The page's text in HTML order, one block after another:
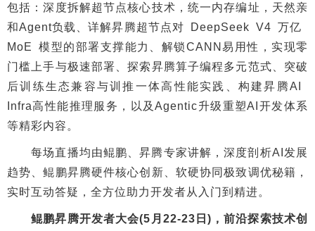
包括：深度拆解超节点核心技术，统一内存编址，天然亲
和Agent负载、详解昇腾超节点对 DeepSeek V4 万亿
MoE 模型的部署支撑能力、解锁CANN易用性，实现零
门槛上手与极速部署、探索昇腾算子编程多元范式、突破
后训练生态兼容与训推一体高性能实践、构建昇腾AI
Infra高性能推理服务，以及Agentic升级重塑AI开发体系
等精彩内容。
每场直播均由鲲鹏、昇腾专家讲解，深度剖析AI发展
趋势、鲲鹏昇腾硬件核心创新、软硬协同极致调优秘籍，
实时互动答疑，全方位助力开发者从入门到精进。
鲲鹏昇腾开发者大会(5月22-23日)，前沿探索技术创